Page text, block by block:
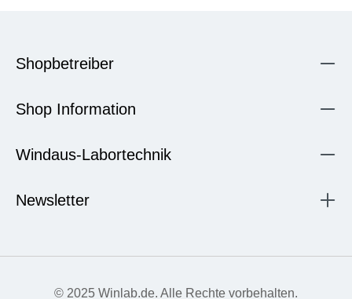
Shopbetreiber
Shop Information
Windaus-Labortechnik
Newsletter
© 2025 Winlab.de. Alle Rechte vorbehalten.